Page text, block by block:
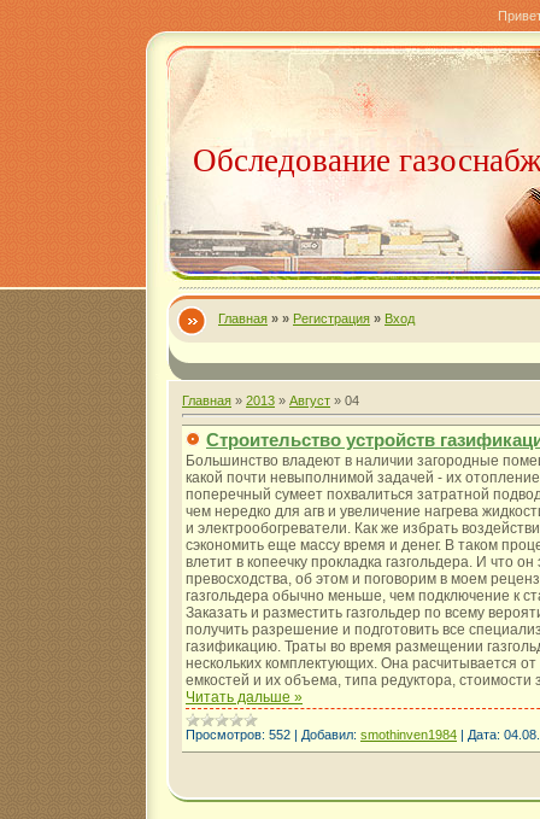
Обследование
Главная » » Регистрация » Вход
Главная » 2013 » Август » 04
Строительство устройств
Большинство владеют в наличии загородные
какой почти невыполнимой задачей - их
поперечный сумеет похвалиться затратной
чем нередко для агв и увеличение нагрева
и электрообогреватели. Как же избрать
сэкономить еще массу время и денег. В таком
влетит в копеечку прокладка газгольдера. И что он
превосходства, об этом и поговорим в моем
газгольдера обычно меньше, чем подключение к
Заказать и разместить газгольдер по всему
получить разрешение и подготовить все
газификацию. Траты во время размещении
нескольких комплектующих. Она расчитывается
емкостей и их объема, типа редуктора,
Читать дальше »
Просмотров: 552 | Добавил: smothinven1984 | Дата: